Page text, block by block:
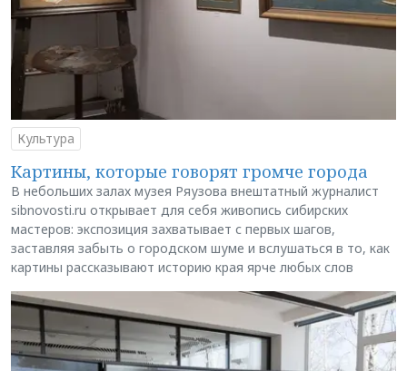
Культура
Картины, которые говорят громче города
В небольших залах музея Ряузова внештатный журналист
sibnovosti.ru открывает для себя живопись сибирских
мастеров: экспозиция захватывает с первых шагов,
заставляя забыть о городском шуме и вслушаться в то, как
картины рассказывают историю края ярче любых слов